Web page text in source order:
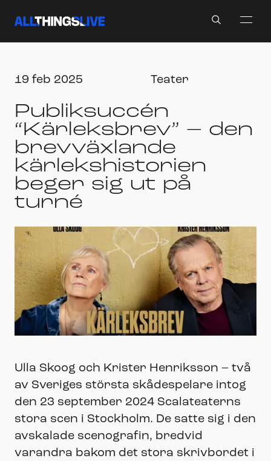
19 feb 2025 Teater
Publiksuccén
“Kärleksbrev” – den
brevväxlande
kärlekshistorien
beger sig ut på
turné
Ulla Skoog och Krister Henriksson – två
av Sveriges största skådespelare intog
den 23 september 2024 Scalateaterns
stora scen i Stockholm. De satte sig i den
avskalade scenografin, bredvid
varandra bakom det stora skrivbordet i